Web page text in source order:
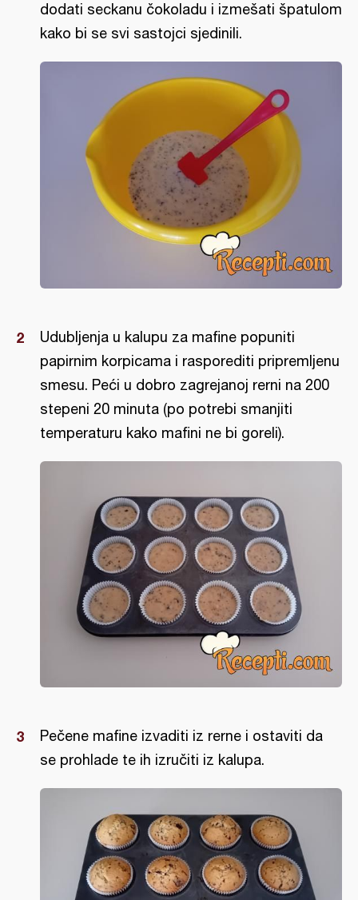
dodati seckanu čokoladu i izmešati špatulom
kako bi se svi sastojci sjedinili.
Udubljenja u kalupu za mafine popuniti
papirnim korpicama i rasporediti pripremljenu
smesu. Peći u dobro zagrejanoj rerni na 200
stepeni 20 minuta (po potrebi smanjiti
temperaturu kako mafini ne bi goreli).
Pečene mafine izvaditi iz rerne i ostaviti da
se prohlade te ih izručiti iz kalupa.